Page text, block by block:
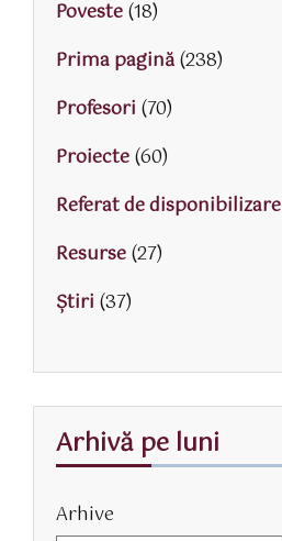
Poveste(18)
Prima pagină(238)
Profesori (70)
Proiecte(60)
Referat de disponibilizare
Resurse(27)
Știri (37)
Arhivă pe luni
Arhive